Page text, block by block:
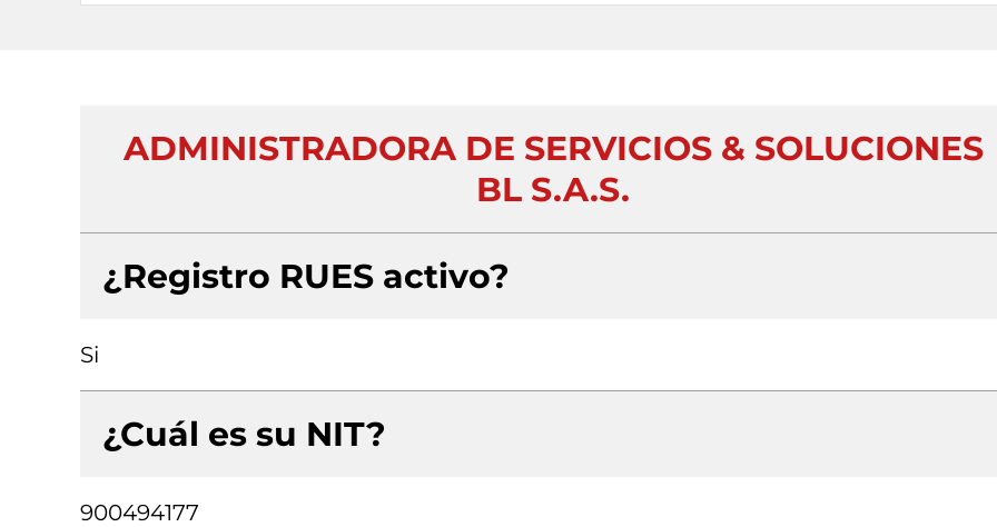
ADMINISTRADORA DE SERVICIOS & SOLUCIONES
BL S.A.S.
¿Registro RUES activo?
Si
¿Cuál es su NIT?
900494177